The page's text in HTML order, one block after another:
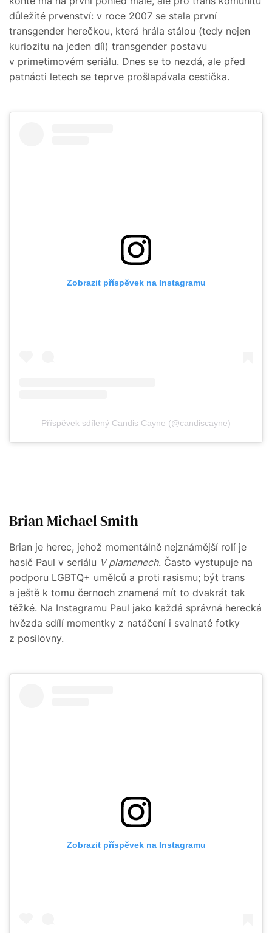
důležité prvenství: v roce 2007 se stala první
transgender herečkou, která hrála stálou (tedy nejen
kuriozitu na jeden díl) transgender postavu
v primetimovém seriálu. Dnes se to nezdá, ale před
patnácti letech se teprve prošlapávala cestička.
Zobrazit příspěvek na Instagramu
Příspěvek sdílený Candis Cayne (@candiscayne)
Brian Michael Smith
Brian je herec, jehož momentálně nejznámější rolí je
hasič Paul v seriálu V plamenech. Často vystupuje na
podporu LGBTQ+ umělců a proti rasismu; být trans
a ještě k tomu černoch znamená mít to dvakrát tak
těžké. Na Instagramu Paul jako každá správná herecká
hvězda sdílí momentky z natáčení i svalnaté fotky
z posilovny.
Zobrazit příspěvek na Instagramu